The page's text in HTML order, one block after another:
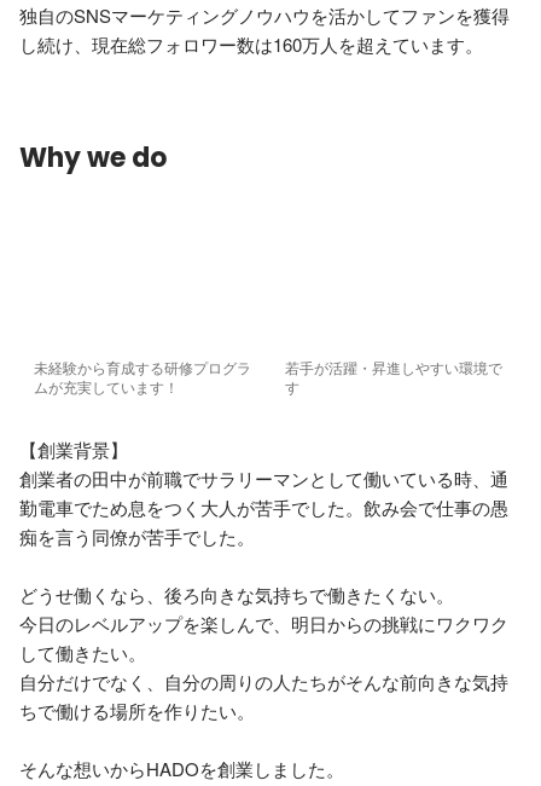
独自のSNSマーケティングノウハウを活かしてファンを獲得
し続け、現在総フォロワー数は160万人を超えています。
Why we do
未経験から育成する研修プログラ
ムが充実しています！
若手が活躍・昇進しやすい環境で
す
【創業背景】
創業者の田中が前職でサラリーマンとして働いている時、通
勤電車でため息をつく大人が苦手でした。飲み会で仕事の愚
痴を言う同僚が苦手でした。
どうせ働くなら、後ろ向きな気持ちで働きたくない。
今日のレベルアップを楽しんで、明日からの挑戦にワクワク
して働きたい。
自分だけでなく、自分の周りの人たちがそんな前向きな気持
ちで働ける場所を作りたい。
そんな想いからHADOを創業しました。